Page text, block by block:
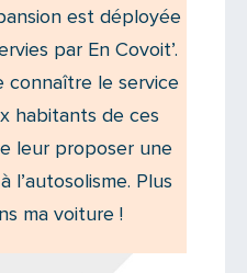
est déployée
par En Covoit’.
connaître le service
habitants de ces
leur proposer une
l’autosolisme. Plus
ma voiture !